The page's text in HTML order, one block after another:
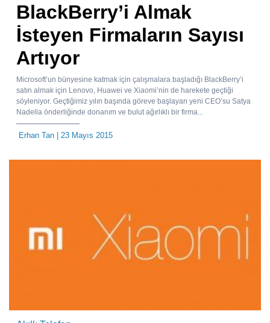
BlackBerry’i Almak
İsteyen Firmaların Sayısı
Artıyor
Microsoft’un bünyesine katmak için çalışmalara başladığı BlackBerry’i
satın almak için Lenovo, Huawei ve Xiaomi’nin de harekete geçtiği
söyleniyor. Geçtiğimiz yılın başında göreve başlayan yeni CEO’su Satya
Nadella önderliğinde donanım ve bulut ağırlıklı bir firma...
Erhan Tan | 23 Mayıs 2015